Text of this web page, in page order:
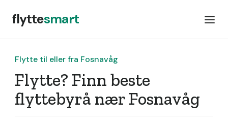
flyttesmart
Flytte til eller fra Fosnavåg
Flytte? Finn beste
flyttebyrå nær Fosnavåg